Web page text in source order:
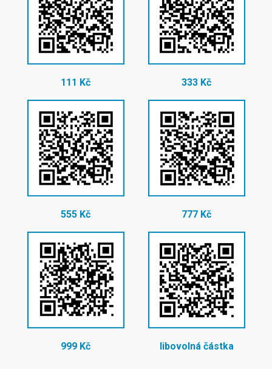
111 Kč 333 Kč
555 Kč 777 Kč
999 Kč libovolná částka